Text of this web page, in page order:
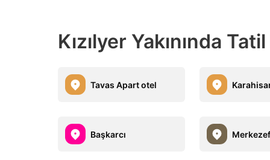
Kızılyer Yakınında
Tavas Apart otel
Başkarcı